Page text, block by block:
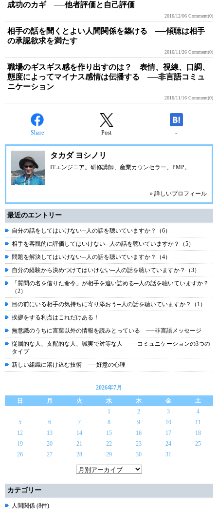
成功のカギ ──他者評価と自己評価
2016/12/06 Comment(0)
相手の話を聞くとよい人間関係を築ける ──傾聴は相手
の承認欲求を満たす
2016/11/26 Comment(0)
職場のギスギス感を作り出すのは？ 表情、視線、口調、
態度によってマイナス感情は伝播する ──非言語コミュ
ニケーション
2016/11/16 Comment(0)
Share Post -
タカダ ヨシノリ
ITエンジニア。研修講師、産業カウンセラー、PMP。
» 詳しいプロフィール
最近のエントリー
自分の話をしてはいけない─人の話を聴いていますか？（6）
相手を客観的に評価してはいけない─人の話を聴いていますか？（5）
問題を解決してはいけない─人の話を聴いていますか？（4）
自分の経験から決めつけてはいけない─人の話を聴いていますか？（3）
「質問の名を借りた命令」が相手を追い詰める─人の話を聴いていますか？
（2）
目の前にいる相手の気持ちに寄り添おう─人の話を聴いていますか？（1）
挨拶をする利点はこれだけある！
無意識のうちに言葉以外の情報を読みとっている ──非言語メッセージ
従属的な人、支配的な人、誠実で対等な人 ──コミュニケーションの3つの
タイプ
新しい組織に溶け込む技術 ──好意の心理
2026年7月
日
月 火 水 木 金
土
1
2 3
4
5
6 7 8 9 10
11
12
13 14 15 16 17
18
19
20 21 22 23 24
25
26
27 28 29 30 31
カテゴリー
人間関係 (8件)